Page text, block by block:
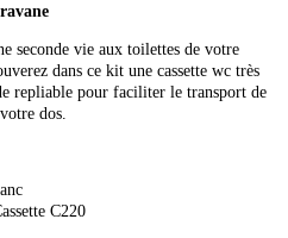
seconde vie aux toilettes de votre
dans ce kit une cassette wc très
repliable pour faciliter le transport de
dos.
C220